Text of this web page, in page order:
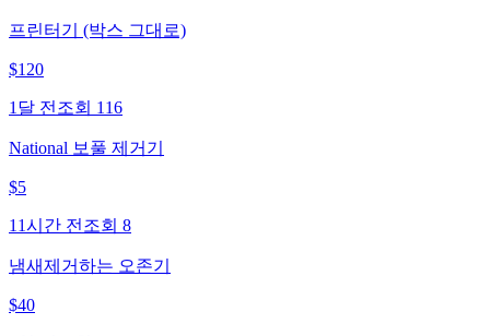
프린터기 (박스 그대로)
$120
1달 전 조회 116
National 보풀 제거기
$5
11시간 전 조회 8
냄새제거하는 오존기
$40